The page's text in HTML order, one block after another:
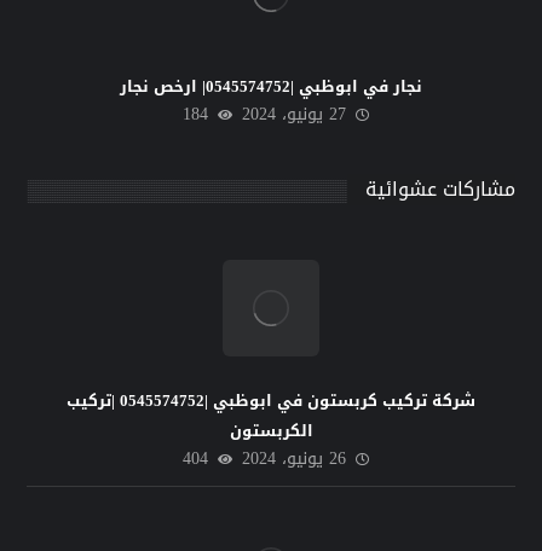
نجار في ابوظبي |0545574752| ارخص نجار
27 يونيو، 2024 184
مشاركات عشوائية
شركة تركيب كربستون في ابوظبي |0545574752 |تركيب
الكربستون
26 يونيو، 2024 404